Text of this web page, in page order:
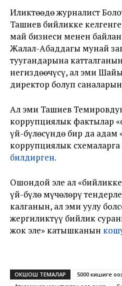
Иликтөөдө журналист
Ташиев бийликке
май бизнеси менен
Жалал-Абаддагы мунай
туугандарына
негиздөөчүсү, ал эми
директор болуп саналарын
Ал эми Ташиев
коррупциялык фактылар
үй-бүлөсүндө бир да адам
коррупциялык
билдирген.
Ошондой эле ал
үй-бүлө мүчөлөрү
калганын, ал эми уулу
жергиликтүү бийлик
жок эле» катышканын
ОКШОШ ТЕМАЛАР
5000 кишиге